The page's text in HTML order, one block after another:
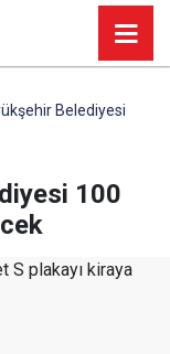
Belediyesi
100